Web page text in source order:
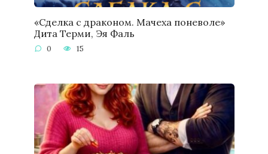
«Сделка с драконом. Мачеха поневоле»
Дита Терми, Эя Фаль
0 15